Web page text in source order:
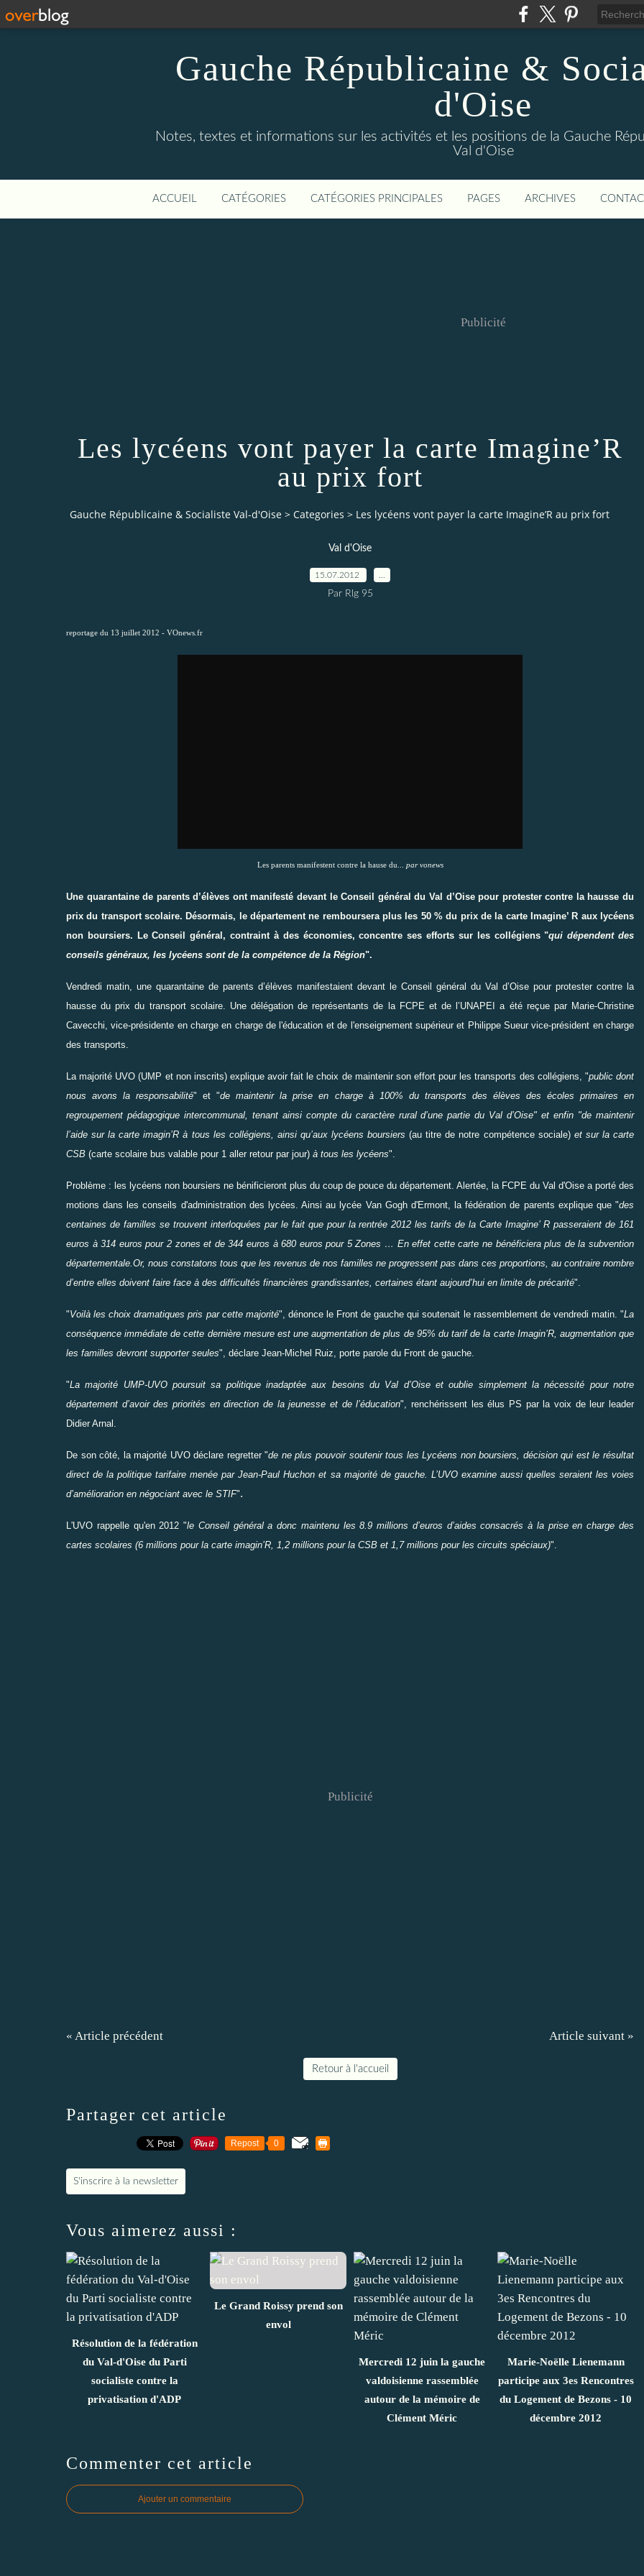
Gauche Républicaine &
d'Oise
Notes, textes et informations sur les activités et les positions de la Gauche
Val d'Oise
ACCUEIL CATÉGORIES CATÉGORIES PRINCIPALES PAGES ARCHIVES
Publicité
Les lycéens vont payer la carte Imagine’R
au prix fort
Gauche Républicaine & Socialiste Val-d'Oise > Categories > Les lycéens vont payer la carte Imagine’R au prix fort
Val d'Oise
15.07.2012
Par Rlg 95
reportage du 13 juillet 2012 - VOnews.fr
Les parents manifestent contre la hause du... parvonews
Une quarantaine de parents d’élèves ont manifesté devant le Conseil général du Val d’Oise pour protester contre la hausse du
prix du transport scolaire. Désormais, le département ne remboursera plus les 50 % du prix de la carte Imagine’ R aux lycéens
non boursiers. Le Conseil général, contraint à des économies, concentre ses efforts sur les collégiens "qui dépendent des
conseils généraux, les lycéens sont de la compétence de la Région".
Vendredi matin, une quarantaine de parents d’élèves manifestaient devant le Conseil général du Val d’Oise pour protester contre la
hausse du prix du transport scolaire. Une délégation de représentants de la FCPE et de l’UNAPEI a été reçue par Marie-Christine
Cavecchi, vice-présidente en charge en charge de l'éducation et de l'enseignement supérieur et Philippe Sueur vice-président en charge
des transports.
La majorité UVO (UMP et non inscrits) explique avoir fait le choix de maintenir son effort pour les transports des collégiens, "public dont
nous avons la responsabilité" et "de maintenir la prise en charge à 100% du transports des élèves des écoles primaires en
regroupement pédagogique intercommunal, tenant ainsi compte du caractère rural d’une partie du Val d’Oise" et enfin "de maintenir
l’aide sur la carte imagin’R à tous les collégiens, ainsi qu’aux lycéens boursiers (au titre de notre compétence sociale) et sur la carte
CSB (carte scolaire bus valable pour 1 aller retour par jour) à tous les lycéens".
Problème : les lycéens non boursiers ne bénificieront plus du coup de pouce du département. Alertée, la FCPE du Val d'Oise a porté des
motions dans les conseils d'administration des lycées. Ainsi au lycée Van Gogh d'Ermont, la fédération de parents explique que "des
centaines de familles se trouvent interloquées par le fait que pour la rentrée 2012 les tarifs de la Carte Imagine’ R passeraient de 161
euros à 314 euros pour 2 zones et de 344 euros à 680 euros pour 5 Zones … En effet cette carte ne bénéficiera plus de la subvention
départementale.Or, nous constatons tous que les revenus de nos familles ne progressent pas dans ces proportions, au contraire nombre
d’entre elles doivent faire face à des difficultés financières grandissantes, certaines étant aujourd’hui en limite de précarité".
"Voilà les choix dramatiques pris par cette majorité", dénonce le Front de gauche qui soutenait le rassemblement de vendredi matin. "La
conséquence immédiate de cette dernière mesure est une augmentation de plus de 95% du tarif de la carte Imagin’R, augmentation que
les familles devront supporter seules", déclare Jean-Michel Ruiz, porte parole du Front de gauche.
"La majorité UMP-UVO poursuit sa politique inadaptée aux besoins du Val d’Oise et oublie simplement la nécessité pour notre
département d’avoir des priorités en direction de la jeunesse et de l’éducation", renchérissent les élus PS par la voix de leur leader
Didier Arnal.
De son côté, la majorité UVO déclare regretter "de ne plus pouvoir soutenir tous les Lycéens non boursiers, décision qui est le résultat
direct de la politique tarifaire menée par Jean-Paul Huchon et sa majorité de gauche. L’UVO examine aussi quelles seraient les voies
d’amélioration en négociant avec le STIF".
L'UVO rappelle qu'en 2012 "le Conseil général a donc maintenu les 8.9 millions d’euros d’aides consacrés à la prise en charge des
cartes scolaires (6 millions pour la carte imagin’R, 1,2 millions pour la CSB et 1,7 millions pour les circuits spéciaux)".
Publicité
« Article précédent Article suivant »
Retour à l'accueil
Partager cet article
Repost 0
S'inscrire à la newsletter
Vous aimerez aussi :
Résolution de la fédération
du Val-d'Oise du Parti
socialiste contre la
privatisation d'ADP
Le Grand Roissy prend son
envol
Mercredi 12 juin la gauche
valdoisienne rassemblée
autour de la mémoire de
Clément Méric
Marie-Noëlle Lienemann
participe aux 3es Rencontres
du Logement de Bezons - 10
décembre 2012
Commenter cet article
Ajouter un commentaire